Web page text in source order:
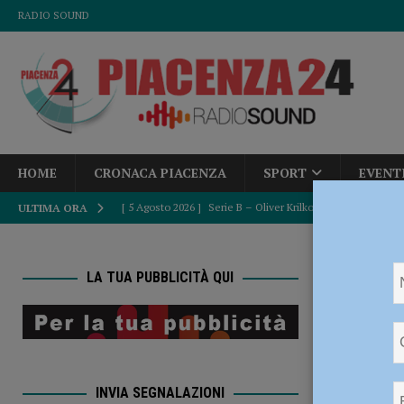
RADIO SOUND
HOME CRONACA PIACENZA SPORT
ULTIMA ORA [ 5 Agosto 2026 ] Serie B – Oliver Krilkovs è un nuovo
Caldo estremo e asili nido, Tagliaferri
[ 5 Agosto 2026 ] “Contro la violenza sulle donne, mai
[ 5 Agosto 2026 ] La Sagra della Pasta Frolla a Pecorara:
Giuramento per 232 nuovi agenti di
pronti” – AUDIO e FOTO CRONACA PIACENZA
Italia
3 Giugno
LA TUA PUBBLICITÀ QUI
INVIA SEGNALAZIONI